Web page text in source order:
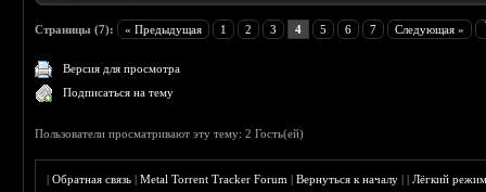
Страницы (7): « Предыдущая 1 2 3 4 5 6 7 Следующая »
Версия для просмотра
Подписаться на тему
Пользователи просматривают эту тему: 2 Гость(ей)
|Обратная связь |Metal Torrent Tracker Forum |Вернуться к началу ||Лёгкий